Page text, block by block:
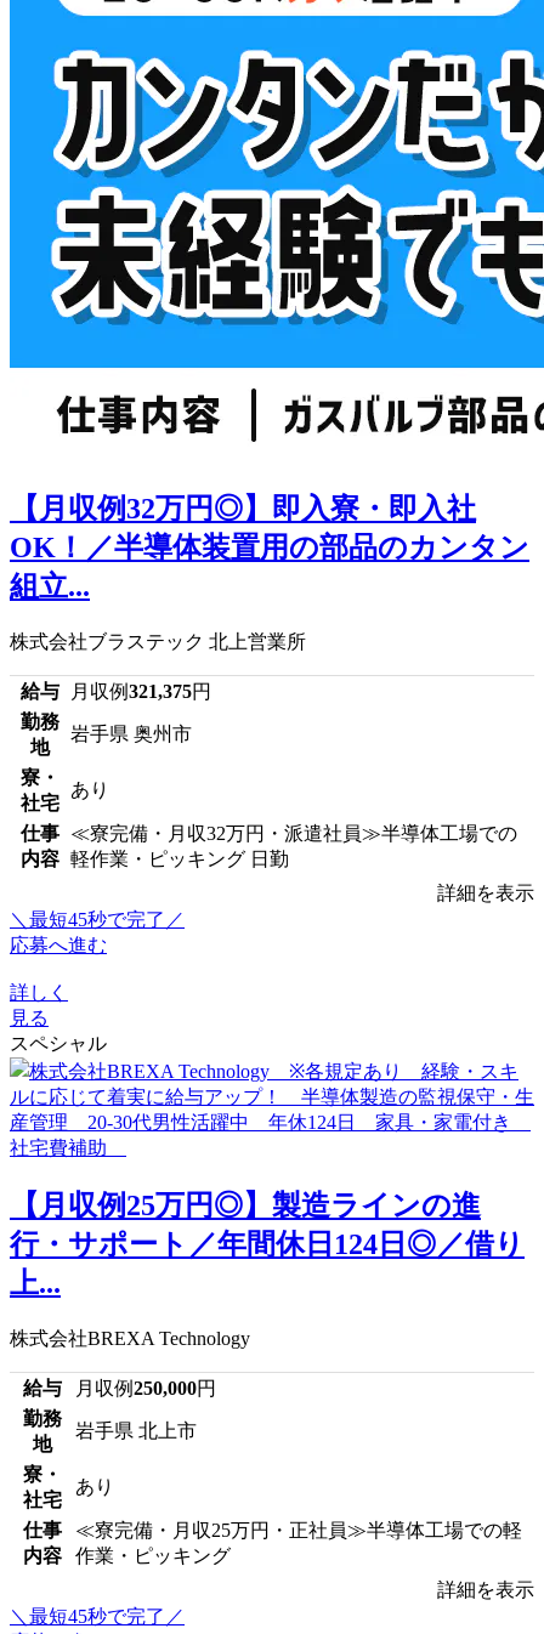
【月収例32万円◎】即入寮・即入社
OK！／半導体装置用の部品のカンタン
組立...
株式会社ブラステック 北上営業所
給与 月収例321,375円
勤務
地
岩手県 奥州市
寮・
社宅
あり
仕事
内容
≪寮完備・月収32万円・派遣社員≫半導体工場での
軽作業・ピッキング 日勤
詳細を表示
＼最短45秒で完了／
応募へ進む
詳しく
見る
スペシャル
【月収例25万円◎】製造ラインの進
行・サポート／年間休日124日◎／借り
上...
株式会社BREXA Technology
給与 月収例250,000円
勤務
地
岩手県 北上市
寮・
社宅
あり
仕事
内容
≪寮完備・月収25万円・正社員≫半導体工場での軽
作業・ピッキング
詳細を表示
＼最短45秒で完了／